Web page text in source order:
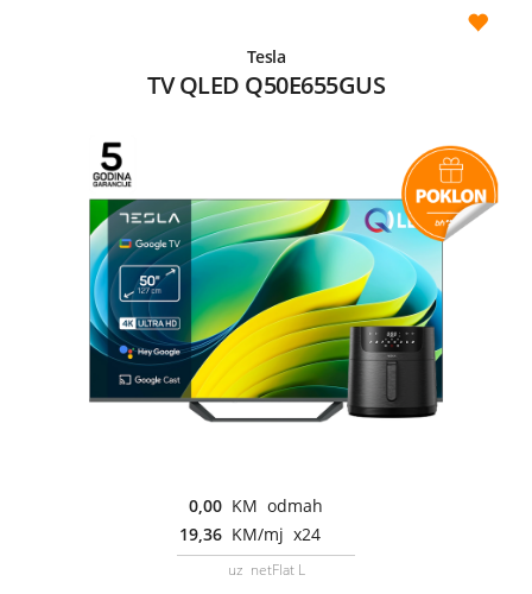
Tesla
TV QLED Q50E655GUS
0,00 KM odmah
19,36 KM/mj x24
uz netFlat L